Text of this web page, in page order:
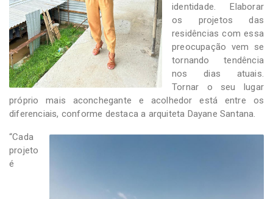
identidade. Elaborar
os projetos das
residências com essa
preocupação vem se
tornando tendência
nos dias atuais.
Tornar o seu lugar
próprio mais aconchegante e acolhedor está entre os
diferenciais, conforme destaca a arquiteta Dayane Santana.
“Cada
projeto
é